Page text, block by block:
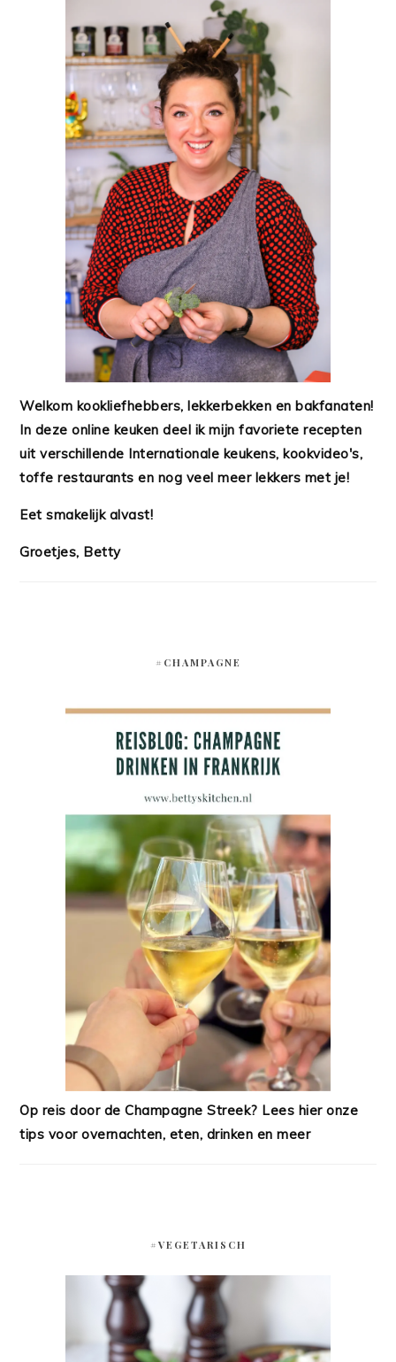
Welkom kookliefhebbers, lekkerbekken en bakfanaten!
In deze online keuken deel ik mijn favoriete recepten
uit verschillende Internationale keukens, kookvideo's,
toffe restaurants en nog veel meer lekkers met je!
Eet smakelijk alvast!
Groetjes, Betty
#CHAMPAGNE
Op reis door de Champagne Streek? Lees hier onze
tips voor overnachten, eten, drinken en meer
#VEGETARISCH